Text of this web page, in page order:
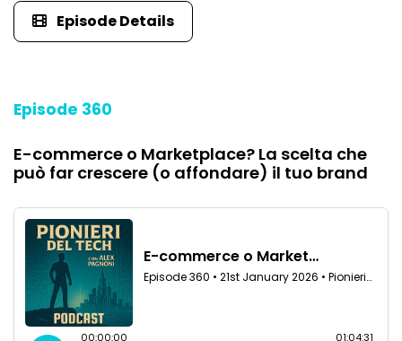
Episode Details
Episode 360
E-commerce o Marketplace? La scelta che
può far crescere (o affondare) il tuo brand